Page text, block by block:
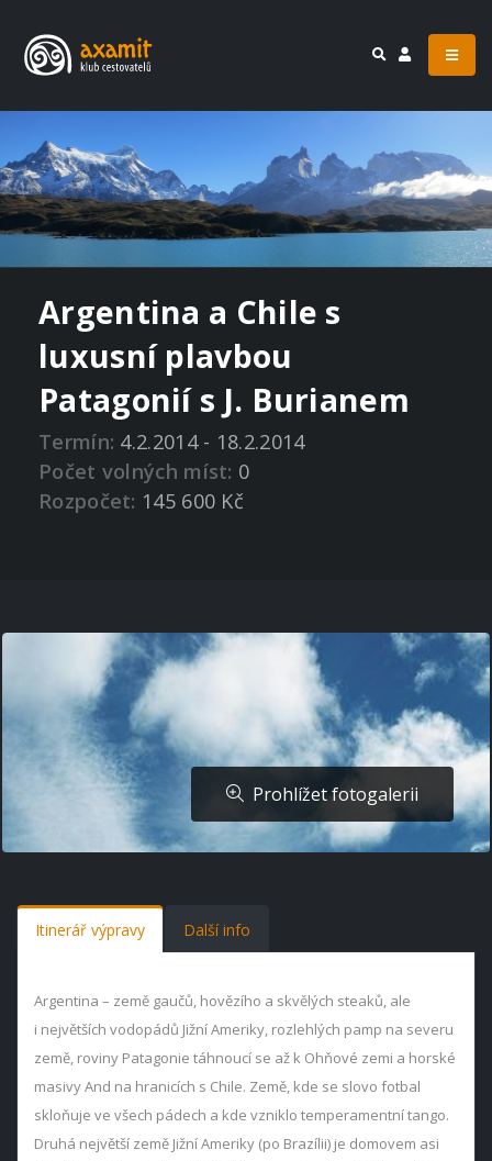
Argentina a Chile s
luxusní plavbou
Patagonií s J. Burianem
Termín: 4.2.2014 - 18.2.2014
Počet volných míst: 0
Rozpočet: 145 600 Kč
Prohlížet fotogalerii
Itinerář výpravy Další info
Argentina – země gaučů, hovězího a skvělých steaků, ale
i největších vodopádů Jižní Ameriky, rozlehlých pamp na severu
země, roviny Patagonie táhnoucí se až k Ohňové zemi a horské
masivy And na hranicích s Chile. Země, kde se slovo fotbal
skloňuje ve všech pádech a kde vzniklo temperamentní tango.
Druhá největší země Jižní Ameriky (po Brazílii) je domovem asi